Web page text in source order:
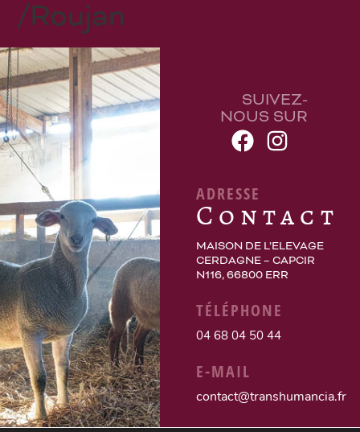
/Roujan
SUIVEZ-
NOUS SUR
ADRESSE
Contact
MAISON DE L’ELEVAGE
CERDAGNE – CAPCIR
N116, 66800 ERR
TÉLÉPHONE
04 68 04 50 44
E-MAIL
contact@transhumancia.fr